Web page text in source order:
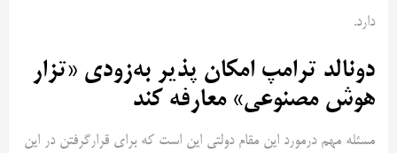
دارد.
دونالد ترامپ امکان پذیر به‌زودی «تزار
هوش مصنوعی» معارفه کند
مسئله مهم درمورد این مقام دولتی این است که برای قرارگرفتن در این